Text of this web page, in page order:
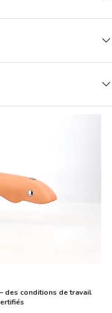
des conditions de travail